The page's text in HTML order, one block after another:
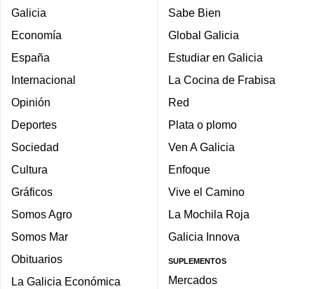
Galicia
Economía
España
Internacional
Opinión
Deportes
Sociedad
Cultura
Gráficos
Somos Agro
Somos Mar
Obituarios
La Galicia Económica
Sabe Bien
Global Galicia
Estudiar en Galicia
La Cocina de Frabisa
Red
Plata o plomo
Ven A Galicia
Enfoque
Vive el Camino
La Mochila Roja
Galicia Innova
SUPLEMENTOS
Mercados